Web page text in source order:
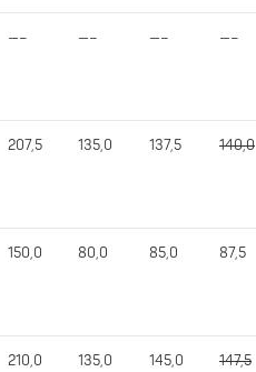
—– —– —– —–
207,5 135,0 137,5 140,0
150,0 80,0 85,0 87,5
210,0 135,0 145,0 147,5